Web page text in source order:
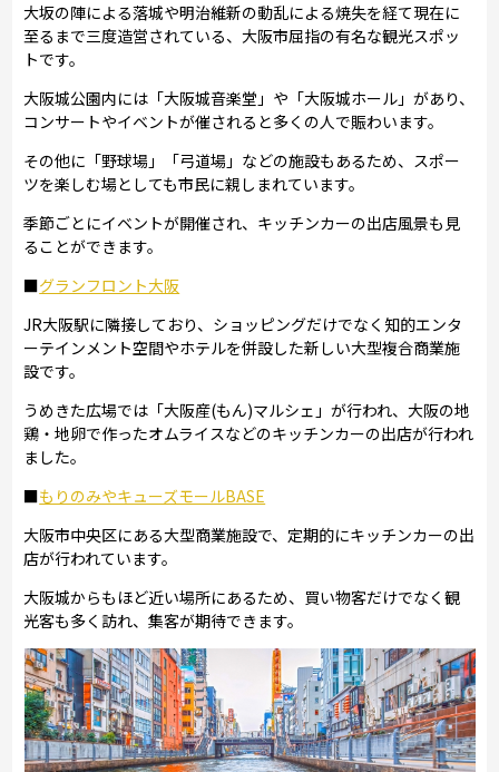
大坂の陣による落城や明治維新の動乱による焼失を経て現在に
至るまで三度造営されている、大阪市屈指の有名な観光スポッ
トです。
大阪城公園内には「大阪城音楽堂」や「大阪城ホール」があり、
コンサートやイベントが催されると多くの人で賑わいます。
その他に「野球場」「弓道場」などの施設もあるため、スポー
ツを楽しむ場としても市民に親しまれています。
季節ごとにイベントが開催され、キッチンカーの出店風景も見
ることができます。
■グランフロント大阪
JR大阪駅に隣接しており、ショッピングだけでなく知的エンタ
ーテインメント空間やホテルを併設した新しい大型複合商業施
設です。
うめきた広場では「大阪産(もん)マルシェ」が行われ、大阪の地
鶏・地卵で作ったオムライスなどのキッチンカーの出店が行われ
ました。
■もりのみやキューズモールBASE
大阪市中央区にある大型商業施設で、定期的にキッチンカーの出
店が行われています。
大阪城からもほど近い場所にあるため、買い物客だけでなく観
光客も多く訪れ、集客が期待できます。